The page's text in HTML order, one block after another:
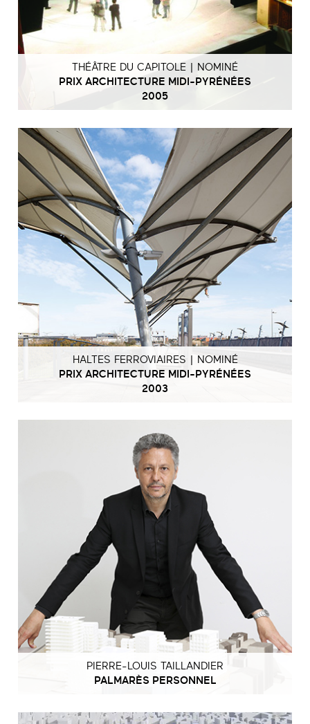
THÉÂTRE DU CAPITOLE | NOMINÉ
PRIX ARCHITECTURE MIDI-PYRÉNÉES
2005
HALTES FERROVIAIRES | NOMINÉ
PRIX ARCHITECTURE MIDI-PYRÉNÉES
2003
PIERRE-LOUIS TAILLANDIER
PALMARÈS PERSONNEL